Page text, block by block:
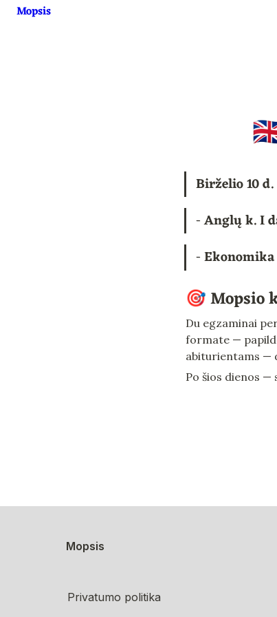
Mopsis
Birželio 10
- Anglų k. I
-
🎯 Mopsio
Du egzaminai
formate —
abiturientams —
Po šios dienos —
Mopsis
Privatumo politika